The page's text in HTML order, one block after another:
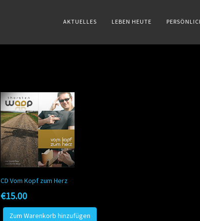
AKTUELLES LEBEN HEUTE
CD Vom Kopf zum Herz
€15.00